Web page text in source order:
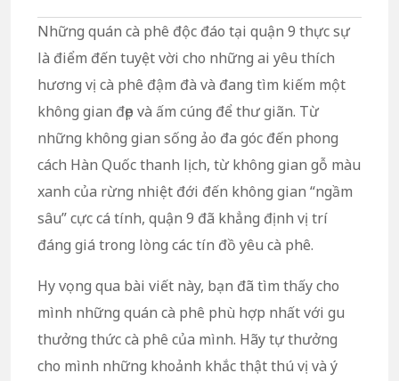
Những quán cà phê độc đáo tại quận 9 thực sự
là điểm đến tuyệt vời cho những ai yêu thích
hương vị cà phê đậm đà và đang tìm kiếm một
không gian đẹp và ấm cúng để thư giãn. Từ
những không gian sống ảo đa góc đến phong
cách Hàn Quốc thanh lịch, từ không gian gỗ màu
xanh của rừng nhiệt đới đến không gian “ngầm
sâu” cực cá tính, quận 9 đã khẳng định vị trí
đáng giá trong lòng các tín đồ yêu cà phê.
Hy vọng qua bài viết này, bạn đã tìm thấy cho
mình những quán cà phê phù hợp nhất với gu
thưởng thức cà phê của mình. Hãy tự thưởng
cho mình những khoảnh khắc thật thú vị và ý